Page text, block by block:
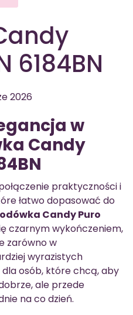
6184BN
2026
w
Candy
praktyczności i
łatwo dopasować do
Candy Puro
czarnym wykończeniem,
zarówno w
wyrazistych
osób, które chcą, aby
ale przede
na co dzień.